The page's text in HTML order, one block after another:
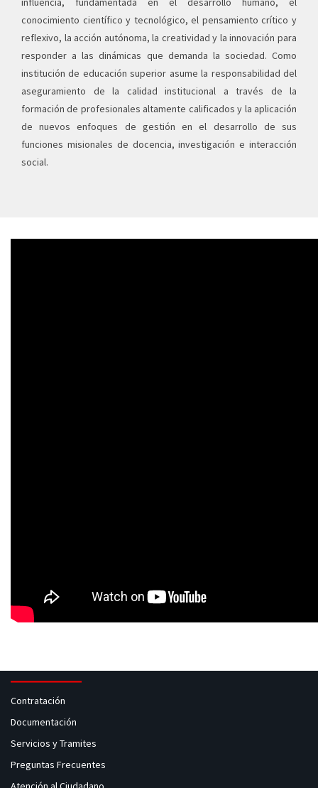
conocimiento científico y tecnológico, el pensamiento crítico y
reflexivo, la acción autónoma, la creatividad y la innovación para
responder a las dinámicas que demanda la sociedad. Como
institución de educación superior asume la responsabilidad del
aseguramiento de la calidad institucional a través de la
formación de profesionales altamente calificados y la aplicación
de nuevos enfoques de gestión en el desarrollo de sus
funciones misionales de docencia, investigación e interacción
social.
Contratación
Documentación
Servicios y Tramites
Preguntas Frecuentes